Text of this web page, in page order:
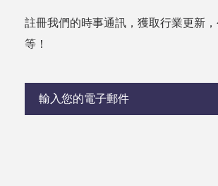
註冊我們的時事通訊，獲取行業更新
等！